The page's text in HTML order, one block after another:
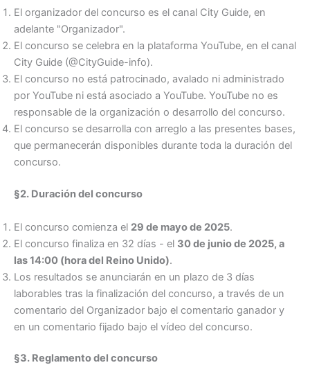
El organizador del concurso es el canal City Guide, en
adelante "Organizador".
El concurso se celebra en la plataforma YouTube, en el canal
City Guide (@CityGuide-info).
El concurso no está patrocinado, avalado ni administrado
por YouTube ni está asociado a YouTube. YouTube no es
responsable de la organización o desarrollo del concurso.
El concurso se desarrolla con arreglo a las presentes bases,
que permanecerán disponibles durante toda la duración del
concurso.
§2. Duración del concurso
El concurso comienza el 29 de mayo de 2025.
El concurso finaliza en 32 días - el 30 de junio de 2025, a
las 14:00 (hora del Reino Unido).
Los resultados se anunciarán en un plazo de 3 días
laborables tras la finalización del concurso, a través de un
comentario del Organizador bajo el comentario ganador y
en un comentario fijado bajo el vídeo del concurso.
§3. Reglamento del concurso